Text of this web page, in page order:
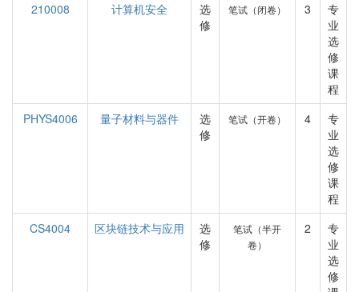
210008 计算机安全
选
修
笔试（闭卷） 3
专
业
选
修
课
程
PHYS4006
量子材料与器件
选
修
笔试（开卷） 4
专
业
选
修
课
程
CS4004
区块链技术与应用
选
修
笔试（半开
卷）
2
专
业
选
修